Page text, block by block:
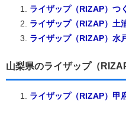
ライザップ（RIZAP）つ
ライザップ（RIZAP）土
ライザップ（RIZAP）水
山梨県のライザップ（
ライザップ（RIZAP）甲